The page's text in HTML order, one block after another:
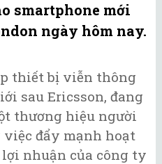
smartphone mới
ngày hôm nay.
thiết bị viễn thông
sau Ericsson, đang
thương hiệu người
đẩy mạnh hoạt
nhuận của công ty